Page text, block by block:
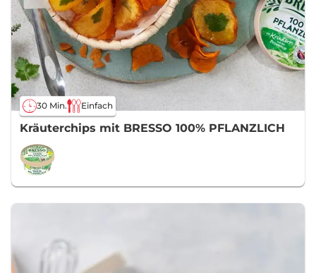
30 Min. Einfach
Kräuterchips mit BRESSO 100% PFLANZLICH